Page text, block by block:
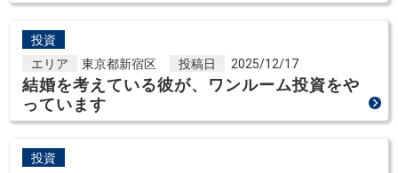
投資
エリア
東京都新宿区 投稿日 2025/12/17
結婚を考えている彼が、ワンルーム投資をや
っています
投資